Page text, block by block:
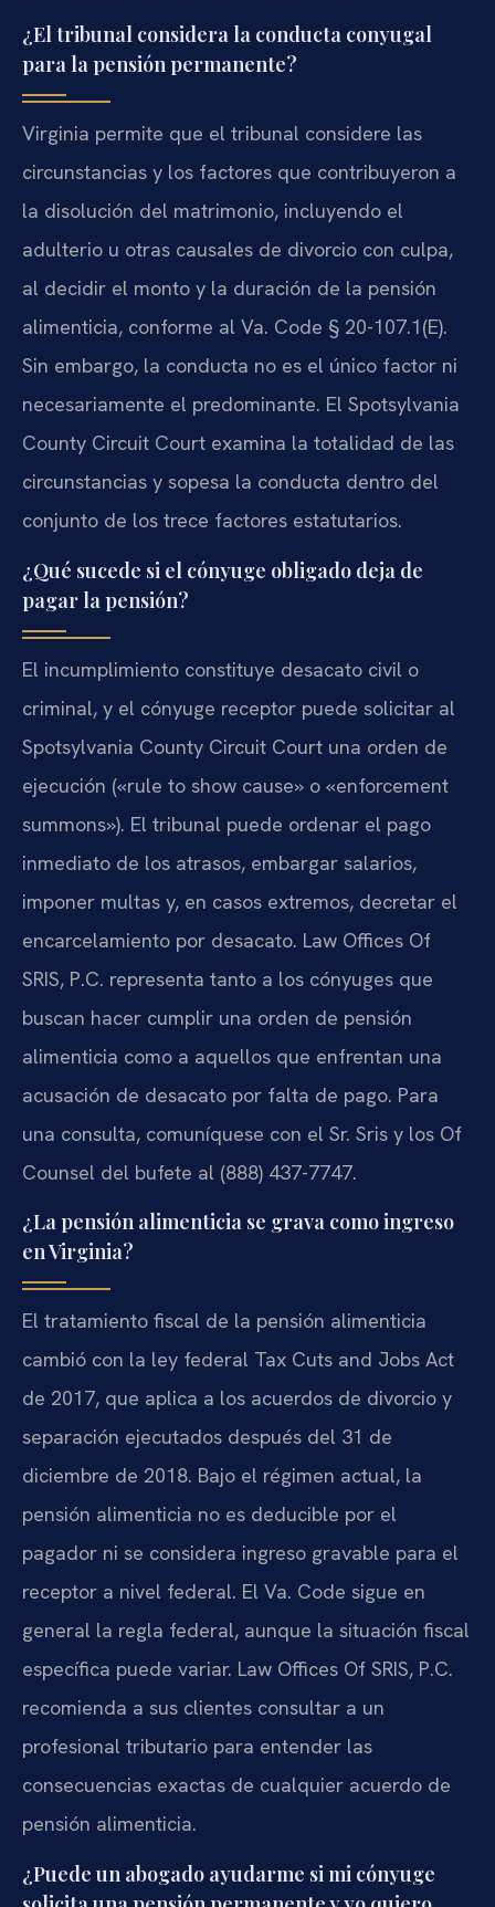
¿El tribunal considera la conducta conyugal
para la pensión permanente?
Virginia permite que el tribunal considere las
circunstancias y los factores que contribuyeron a
la disolución del matrimonio, incluyendo el
adulterio u otras causales de divorcio con culpa,
al decidir el monto y la duración de la pensión
alimenticia, conforme al Va. Code § 20-107.1(E).
Sin embargo, la conducta no es el único factor ni
necesariamente el predominante. El Spotsylvania
County Circuit Court examina la totalidad de las
circunstancias y sopesa la conducta dentro del
conjunto de los trece factores estatutarios.
¿Qué sucede si el cónyuge obligado deja de
pagar la pensión?
El incumplimiento constituye desacato civil o
criminal, y el cónyuge receptor puede solicitar al
Spotsylvania County Circuit Court una orden de
ejecución («rule to show cause» o «enforcement
summons»). El tribunal puede ordenar el pago
inmediato de los atrasos, embargar salarios,
imponer multas y, en casos extremos, decretar el
encarcelamiento por desacato. Law Offices Of
SRIS, P.C. representa tanto a los cónyuges que
buscan hacer cumplir una orden de pensión
alimenticia como a aquellos que enfrentan una
acusación de desacato por falta de pago. Para
una consulta, comuníquese con el Sr. Sris y los Of
Counsel del bufete al (888) 437-7747.
¿La pensión alimenticia se grava como ingreso
en Virginia?
El tratamiento fiscal de la pensión alimenticia
cambió con la ley federal Tax Cuts and Jobs Act
de 2017, que aplica a los acuerdos de divorcio y
separación ejecutados después del 31 de
diciembre de 2018. Bajo el régimen actual, la
pensión alimenticia no es deducible por el
pagador ni se considera ingreso gravable para el
receptor a nivel federal. El Va. Code sigue en
general la regla federal, aunque la situación fiscal
específica puede variar. Law Offices Of SRIS, P.C.
recomienda a sus clientes consultar a un
profesional tributario para entender las
consecuencias exactas de cualquier acuerdo de
pensión alimenticia.
¿Puede un abogado ayudarme si mi cónyuge